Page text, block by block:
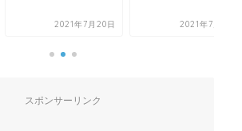
年7月20日 2021年7月21日
スポンサーリンク